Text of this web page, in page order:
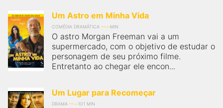
Um Astro em Minha Vida
COMÉDIA DRAMÁTICA MIN
O astro Morgan Freeman vai a um
supermercado, com o objetivo de estudar o
personagem de seu próximo filme.
Entretanto ao chegar ele encon...
Um Lugar para Recomeçar
DRAMA 101 MIN